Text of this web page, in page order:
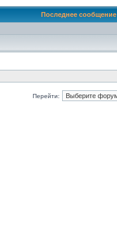
Последнее сообщение
Перейти: